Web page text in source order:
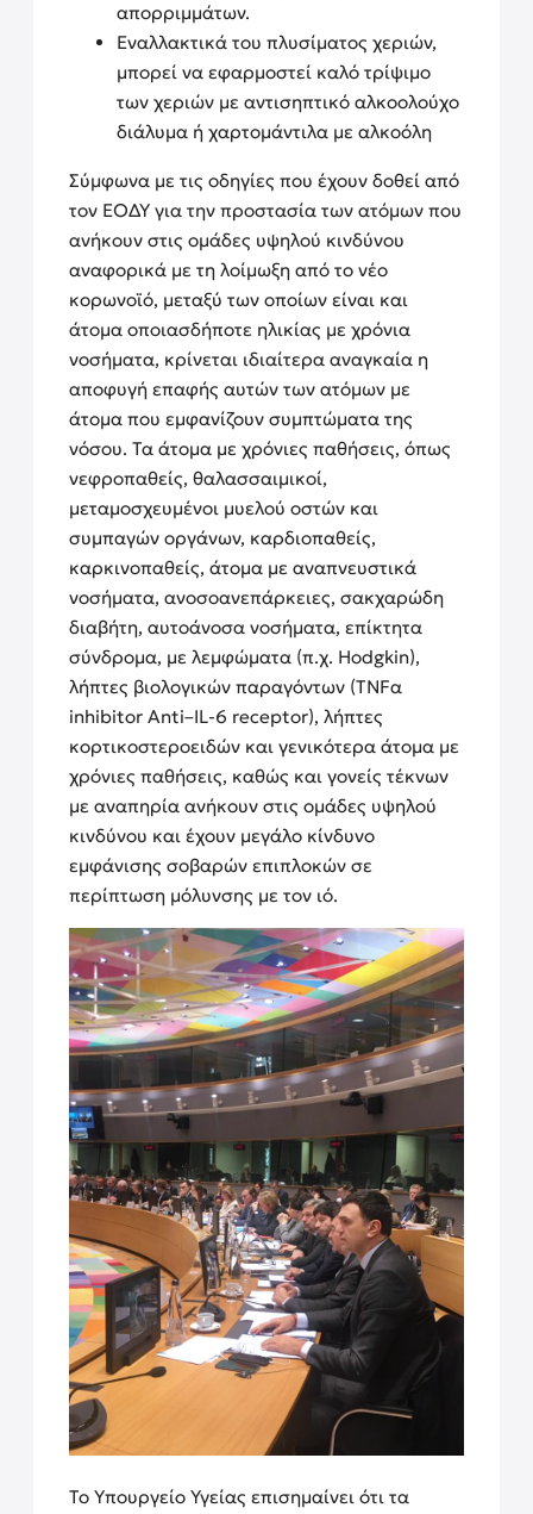
απορριμμάτων.
Εναλλακτικά του πλυσίματος χεριών,
μπορεί να εφαρμοστεί καλό τρίψιμο
των χεριών με αντισηπτικό αλκοολούχο
διάλυμα ή χαρτομάντιλα με αλκοόλη
Σύμφωνα με τις οδηγίες που έχουν δοθεί από
τον ΕΟΔΥ για την προστασία των ατόμων που
ανήκουν στις ομάδες υψηλού κινδύνου
αναφορικά με τη λοίμωξη από το νέο
κορωνοϊό, μεταξύ των οποίων είναι και
άτομα οποιασδήποτε ηλικίας με χρόνια
νοσήματα, κρίνεται ιδιαίτερα αναγκαία η
αποφυγή επαφής αυτών των ατόμων με
άτομα που εμφανίζουν συμπτώματα της
νόσου. Τα άτομα με χρόνιες παθήσεις, όπως
νεφροπαθείς, θαλασσαιμικοί,
μεταμοσχευμένοι μυελού οστών και
συμπαγών οργάνων, καρδιοπαθείς,
καρκινοπαθείς, άτομα με αναπνευστικά
νοσήματα, ανοσοανεπάρκειες, σακχαρώδη
διαβήτη, αυτοάνοσα νοσήματα, επίκτητα
σύνδρομα, με λεμφώματα (π.χ. Hodgkin),
λήπτες βιολογικών παραγόντων (TNFα
inhibitor Anti–IL-6 receptor), λήπτες
κορτικοστεροειδών και γενικότερα άτομα με
χρόνιες παθήσεις, καθώς και γονείς τέκνων
με αναπηρία ανήκουν στις ομάδες υψηλού
κινδύνου και έχουν μεγάλο κίνδυνο
εμφάνισης σοβαρών επιπλοκών σε
περίπτωση μόλυνσης με τον ιό.
Το Υπουργείο Υγείας επισημαίνει ότι τα